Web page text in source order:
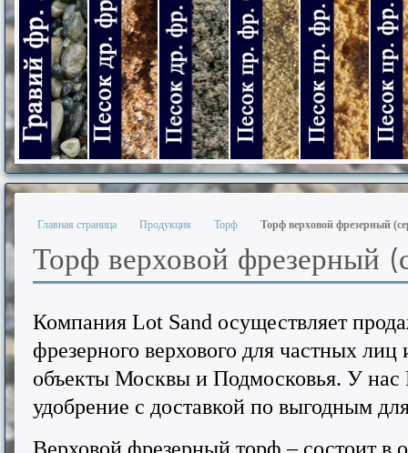
Гравий фракции 5-20 мм.
Песок из отсевов дробления фр. 0-5 мм.
Песок из отсевов дробления
Песок из отсевов
Песок
Главная страница Продукция Торф Торф верховой фрезерный
Торф верховой фрезерный
Компания Lot Sand осуществляет
фрезерного верхового для частных
объекты Москвы и Подмосковья. У нас
удобрение с доставкой по выгодным
Верховой фрезерный торф – состоит в